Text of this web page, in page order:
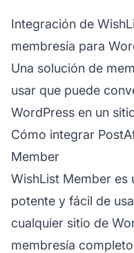
Integración de
membresía para
Una solución de
usar que puede
WordPress en un
Cómo integrar
Member
WishList Member es
potente y fácil de
cualquier sitio de
membresía